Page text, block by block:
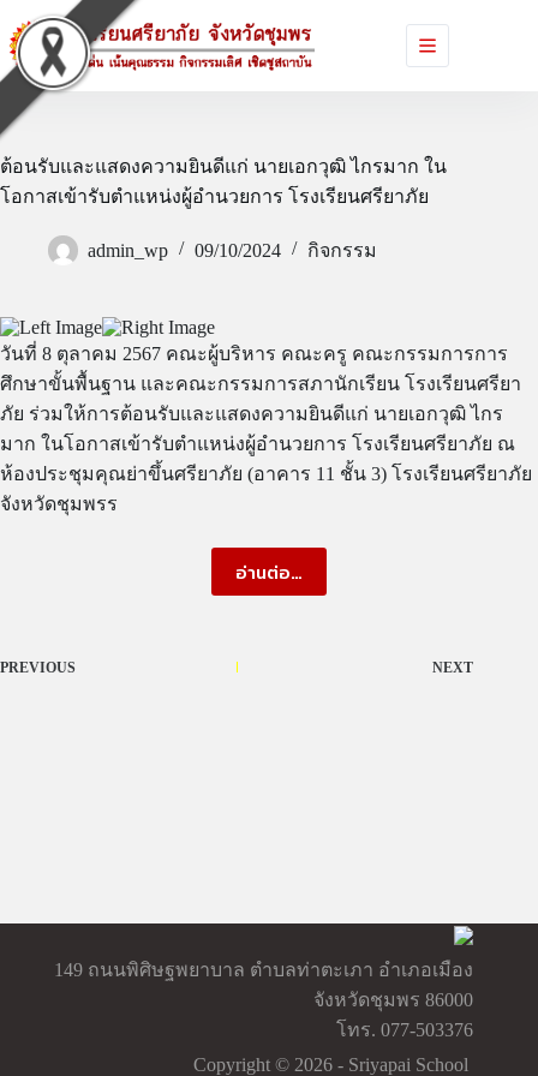
to
content
ต้อนรับและแสดงความยินดีแก่ นายเอกวุฒิ ไกรมาก ใน
โอกาสเข้ารับตําแหน่งผู้อํานวยการ โรงเรียนศรียาภัย
admin_wp 09/10/2024 กิจกรรม
วันที่ 8 ตุลาคม 2567 คณะผู้บริหาร คณะครู คณะกรรมการการ
ศึกษาขั้นพื้นฐาน และคณะกรรมการสภานักเรียน โรงเรียนศรียา
ภัย ร่วมให้การต้อนรับและแสดงความยินดีแก่ นายเอกวุฒิ ไกร
มาก ในโอกาสเข้ารับตําแหน่งผู้อํานวยการ โรงเรียนศรียาภัย ณ
ห้องประชุมคุณย่าขึ้นศรียาภัย (อาคาร 11 ชั้น 3) โรงเรียนศรียาภัย
จังหวัดชุมพรร
อ่านต่อ…
PREVIOUS NEXT
149 ถนนพิศิษฐพยาบาล ตำบลท่าตะเภา อำเภอเมือง
จังหวัดชุมพร 86000
โทร. 077-503376
Copyright © 2026 - Sriyapai School